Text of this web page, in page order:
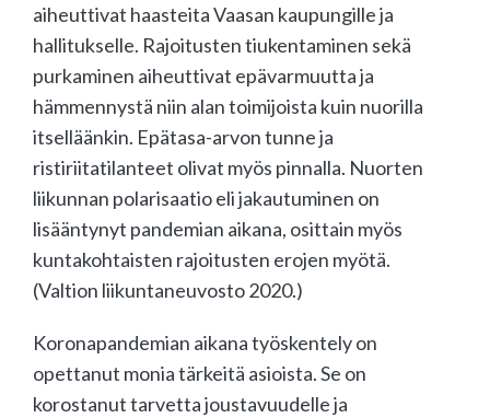
aiheuttivat haasteita Vaasan kaupungille ja
hallitukselle. Rajoitusten tiukentaminen sekä
purkaminen aiheuttivat epävarmuutta ja
hämmennystä niin alan toimijoista kuin nuorilla
itselläänkin. Epätasa-arvon tunne ja
ristiriitatilanteet olivat myös pinnalla. Nuorten
liikunnan polarisaatio eli jakautuminen on
lisääntynyt pandemian aikana, osittain myös
kuntakohtaisten rajoitusten erojen myötä.
(Valtion liikuntaneuvosto 2020.)
Koronapandemian aikana työskentely on
opettanut monia tärkeitä asioista. Se on
korostanut tarvetta joustavuudelle ja